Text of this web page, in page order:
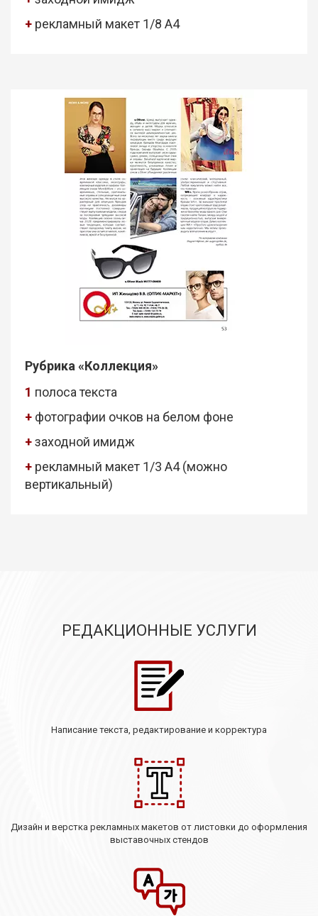
+ рекламный макет 1/8 А4
Рубрика «Коллекция»
1 полоса текста
+ фотографии очков на белом фоне
+заходной имидж
+ рекламный макет 1/3 А4 (можно
вертикальный)
РЕДАКЦИОННЫЕ УСЛУГИ
Написание текста, редактирование и корректура
Дизайн и верстка рекламных макетов от листовки до оформления
выставочных стендов